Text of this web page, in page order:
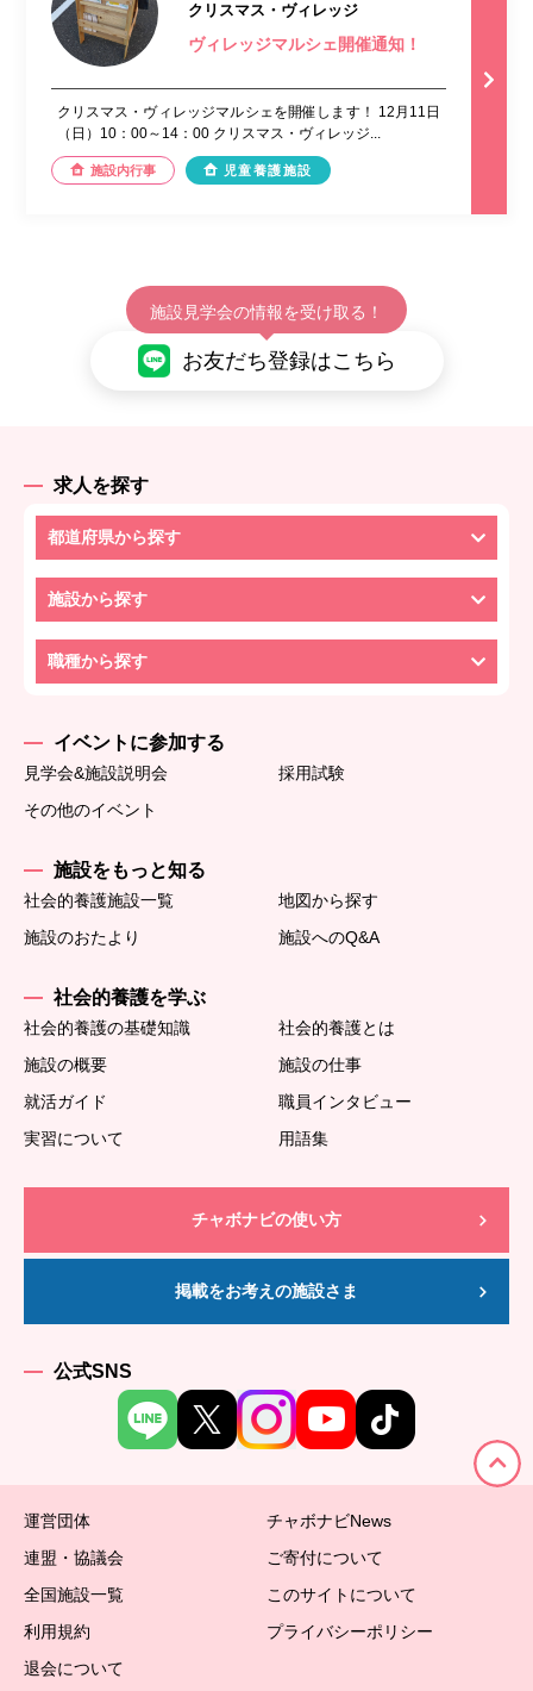
クリスマス・ヴィレッジ
ヴィレッジマルシェ開催通知！
クリスマス・ヴィレッジマルシェを開催します！ 12月11日
（日）10：00～14：00 クリスマス・ヴィレッジ...
施設内行事 児童養護施設
施設見学会の情報を受け取る！
お友だち登録はこちら
求人を探す
都道府県から探す
施設から探す
職種から探す
イベントに参加する
見学会&施設説明会
採用試験
その他のイベント
施設をもっと知る
社会的養護施設一覧
地図から探す
施設のおたより
施設へのQ&A
社会的養護を学ぶ
社会的養護の基礎知識
社会的養護とは
施設の概要
施設の仕事
就活ガイド
職員インタビュー
実習について
用語集
チャボナビの使い方
掲載をお考えの施設さま
公式SNS
運営団体
チャボナビNews
連盟・協議会
ご寄付について
全国施設一覧
このサイトについて
利用規約
プライバシーポリシー
退会について